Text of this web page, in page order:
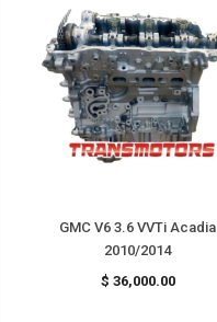
GMC V6 3.6 VVTi Acadia
2010/2014
Precio
$ 36,000.00